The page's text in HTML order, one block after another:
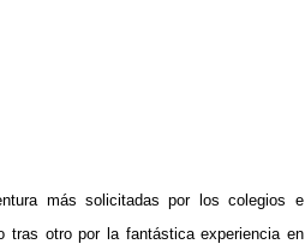
más solicitadas por los colegios e
tras otro por la fantástica experiencia en